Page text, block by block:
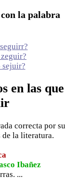
la palabra
sejuir?
en las que
correcta por su
de la literatura.
Ibañez
...